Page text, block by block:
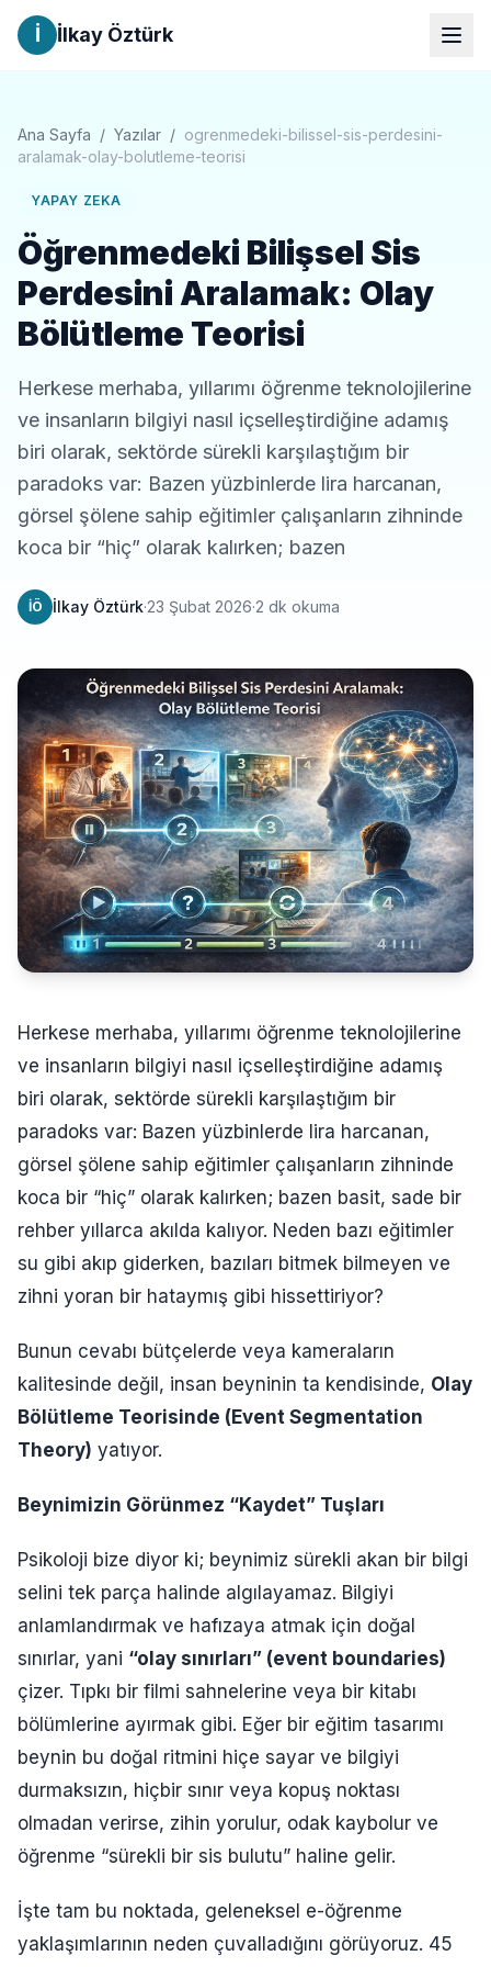
İ İlkay Öztürk
Ana Sayfa / Yazılar / ogrenmedeki-bilissel-sis-perdesini-
aralamak-olay-bolutleme-teorisi
YAPAY ZEKA
Öğrenmedeki Bilişsel Sis
Perdesini Aralamak: Olay
Bölütleme Teorisi
Herkese merhaba, yıllarımı öğrenme teknolojilerine
ve insanların bilgiyi nasıl içselleştirdiğine adamış
biri olarak, sektörde sürekli karşılaştığım bir
paradoks var: Bazen yüzbinlerde lira harcanan,
görsel şölene sahip eğitimler çalışanların zihninde
koca bir “hiç” olarak kalırken; bazen
İÖ İlkay Öztürk·23 Şubat 2026·2 dk okuma
Herkese merhaba, yıllarımı öğrenme teknolojilerine
ve insanların bilgiyi nasıl içselleştirdiğine adamış
biri olarak, sektörde sürekli karşılaştığım bir
paradoks var: Bazen yüzbinlerde lira harcanan,
görsel şölene sahip eğitimler çalışanların zihninde
koca bir “hiç” olarak kalırken; bazen basit, sade bir
rehber yıllarca akılda kalıyor. Neden bazı eğitimler
su gibi akıp giderken, bazıları bitmek bilmeyen ve
zihni yoran bir hataymış gibi hissettiriyor?
Bunun cevabı bütçelerde veya kameraların
kalitesinde değil, insan beyninin ta kendisinde, Olay
Bölütleme Teorisinde (Event Segmentation
Theory) yatıyor.
Beynimizin Görünmez “Kaydet” Tuşları
Psikoloji bize diyor ki; beynimiz sürekli akan bir bilgi
selini tek parça halinde algılayamaz. Bilgiyi
anlamlandırmak ve hafızaya atmak için doğal
sınırlar, yani “olay sınırları” (event boundaries)
çizer. Tıpkı bir filmi sahnelerine veya bir kitabı
bölümlerine ayırmak gibi. Eğer bir eğitim tasarımı
beynin bu doğal ritmini hiçe sayar ve bilgiyi
durmaksızın, hiçbir sınır veya kopuş noktası
olmadan verirse, zihin yorulur, odak kaybolur ve
öğrenme “sürekli bir sis bulutu” haline gelir.
İşte tam bu noktada, geleneksel e-öğrenme
yaklaşımlarının neden çuvalladığını görüyoruz. 45